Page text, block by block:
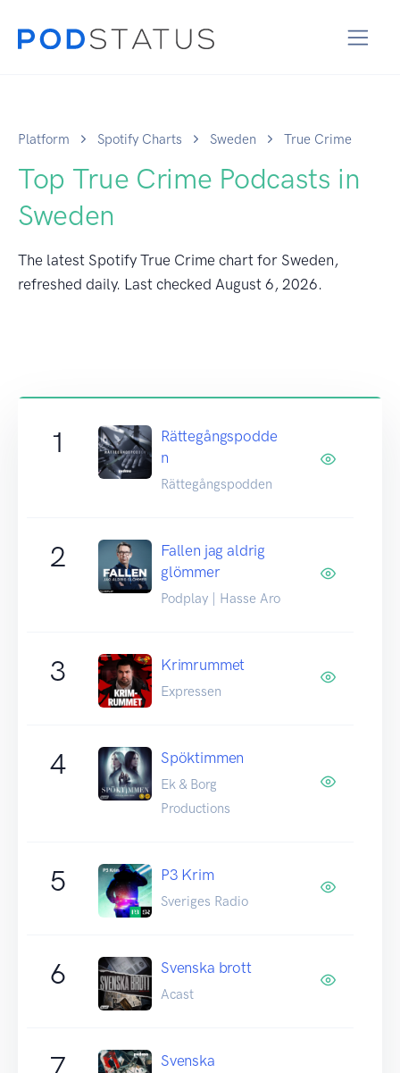
Platform Spotify Charts Sweden True Crime
Top True Crime Podcasts in
Sweden
The latest Spotify True Crime chart for Sweden,
refreshed daily. Last checked August 6, 2026.
1
Rättegångspodde
n
Rättegångspodden
2
Fallen jag aldrig
glömmer
Podplay | Hasse Aro
3 Krimrummet
Expressen
4 Spöktimmen
Ek & Borg
Productions
5 P3 Krim
Sveriges Radio
6 Svenska brott
Acast
Svenska